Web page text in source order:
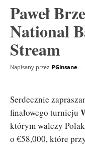
Paweł
National
Stream
Napisany przez PGinsane -
Serdecznie
finałowego turnieju
którym walczy
o €58,000, które